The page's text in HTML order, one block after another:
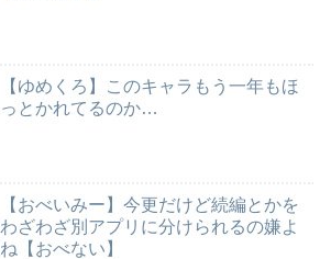
【ゆめくろ】このキャラもう一年もほ
っとかれてるのか…
【おべいみー】今更だけど続編とかを
わざわざ別アプリに分けられるの嫌よ
ね【おべない】